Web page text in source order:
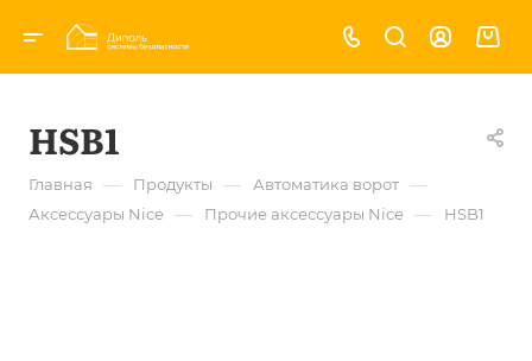
HSB1
Главная — Продукты — Автоматика ворот —
Аксессуары Nice — Прочие аксессуары Nice — HSB1